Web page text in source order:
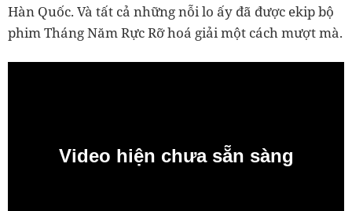
Hàn Quốc. Và tất cả những nỗi lo ấy đã được ekip bộ
phim Tháng Năm Rực Rỡ hoá giải một cách mượt mà.
Video hiện chưa sẵn sàng